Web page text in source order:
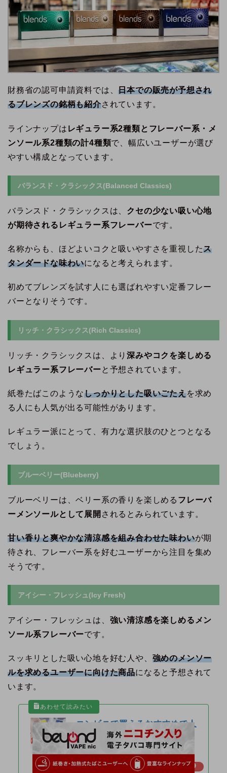
財務省の認可申請資料では、日本での販売が予想され
るブレンズの銘柄も紹介されています。
ラインナップは レギュラー系2種類とフレーバー系・メ
ンソール系2種類の計4種類で、幅広いユーザーが選び
やすい構成となっています。
バランスド・クラシックス(Balanced Classics)
バランスド・クラシックスは、 クセの少ない吸い心地
が期待されるレギュラー系フレーバーです。
名称からも、ほどよいコクと吸いやすさを重視したス
タンダードな味わいになると考えられます。
初めてブレンズを試す人にも選ばれやすい定番フレー
バーとなりそうです。
リッチ・クラシックス(Rich Classics)
リッチ・クラシックスは、より深みやコクを楽しめる
レギュラー系フレーバーと予想されています。
紙巻たばこのようなしっかりとした吸いごたえを求め
る人にも人気が出る可能性があります。
レギュラー派にとって、有力な選択肢のひとつとなる
でしょう。
ブルーベリー(Blueberry)
ブルーベリーは、ベリー系の香りを楽しめる フレーバ
ーメンソールとして展開 されるとみられています。
甘い香りと爽やかな清涼感を組み合わせた味わいが期
待され、フレーバー系を好むユーザーから注目を集め
そうです。
アイシー・フレッシュ(Icy Fresh)
アイシー・フレッシュは、 強い清涼感を楽しめるメン
ソール系フレーバーです。
スッキリとした吸い心地を好む人や、 強めのメンソー
ルを求めるユーザーに向けた商品になると予想されて
います。
コンビニで買えるおすすめで人
気の加熱式タバコランキング1
2選